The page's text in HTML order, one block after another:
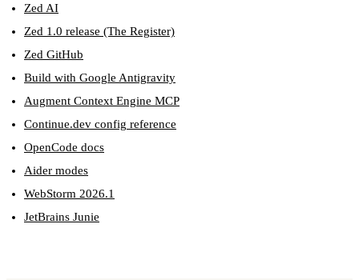
Zed AI
Zed 1.0 release (The Register)
Zed GitHub
Build with Google Antigravity
Augment Context Engine MCP
Continue.dev config reference
OpenCode docs
Aider modes
WebStorm 2026.1
JetBrains Junie